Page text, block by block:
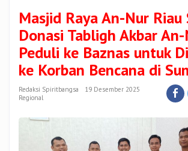
An-
Nur
Riau
Serahkan
Tabligh
Akbar
Peduli
Baznas
Masjid Raya An-Nur Riau
Donasi Tabligh Akbar
Peduli ke Baznas untuk
ke Korban Bencana di
Redaksi Spiritbangsa
19 Desember 2025
Regional